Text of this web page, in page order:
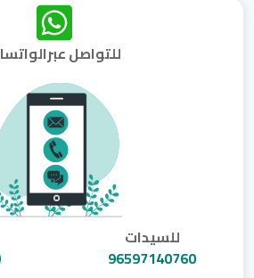
للتواصل
للسيدات
96597140760